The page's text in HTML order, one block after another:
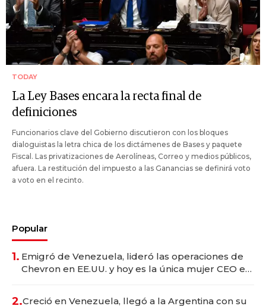
TODAY
La Ley Bases encara la recta final de
definiciones
Funcionarios clave del Gobierno discutieron con los bloques
dialoguistas la letra chica de los dictámenes de Bases y paquete
Fiscal. Las privatizaciones de Aerolíneas, Correo y medios públicos,
afuera. La restitución del impuesto a las Ganancias se definirá voto
a voto en el recinto.
Popular
1. Emigró de Venezuela, lideró las operaciones de
Chevron en EE.UU. y hoy es la única mujer CEO en
2.Creció en Venezuela, llegó a la Argentina con su